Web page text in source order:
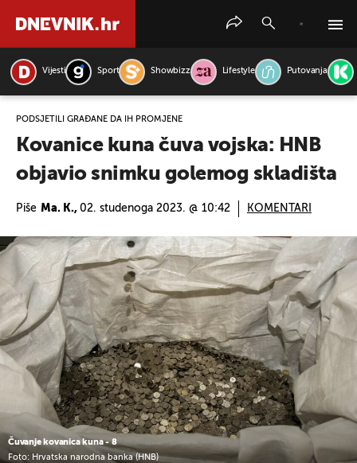
Vijesti Sport Showbizz Lifestyle Putovanja
PODSJETILI GRAĐANE DA IH PROMJENE
Kovanice kuna čuva vojska: HNB
objavio snimku golemog skladišta
Piše Ma. K., 02. studenoga 2023. @ 10:42 KOMENTARI
Čuvanje kovanica kuna - 8
Foto: Hrvatska narodna banka (HNB)
PRETRAŽITE VIJESTI